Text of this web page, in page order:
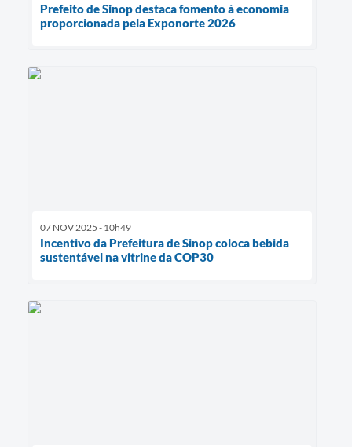
Prefeito de Sinop destaca fomento à economia
proporcionada pela Exponorte 2026
07 NOV 2025 - 10h49
Incentivo da Prefeitura de Sinop coloca bebida
sustentável na vitrine da COP30